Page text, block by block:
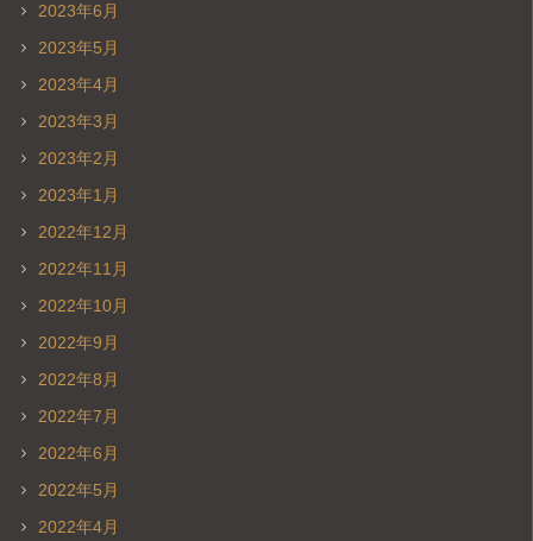
2023年6月
2023年5月
2023年4月
2023年3月
2023年2月
2023年1月
2022年12月
2022年11月
2022年10月
2022年9月
2022年8月
2022年7月
2022年6月
2022年5月
2022年4月